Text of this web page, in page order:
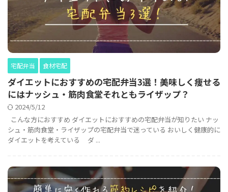
宅配弁当 食材宅配
ダイエットにおすすめの宅配弁当3選！美味しく痩せる
にはナッシュ・筋肉食堂それともライザップ？
2024/5/12
こんな方におすすめ ダイエットにおすすめの宅配弁当が知りたい ナッ
シュ・筋肉食堂・ライザップの宅配弁当で迷っている おいしく健康的に
ダイエットを考えている ダ ...